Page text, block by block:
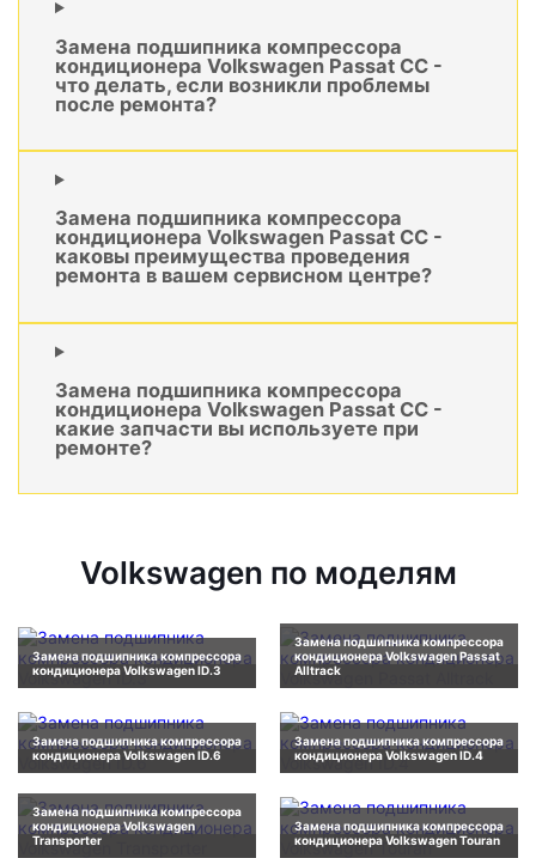
Замена подшипника компрессора
кондиционера Volkswagen Passat CC -
что делать, если возникли проблемы
после ремонта?
Замена подшипника компрессора
кондиционера Volkswagen Passat CC -
каковы преимущества проведения
ремонта в вашем сервисном центре?
Замена подшипника компрессора
кондиционера Volkswagen Passat CC -
какие запчасти вы используете при
ремонте?
Volkswagen по моделям
Замена подшипника компрессора
кондиционера Volkswagen ID.3
Замена подшипника компрессора
кондиционера Volkswagen Passat
Alltrack
Замена подшипника компрессора
кондиционера Volkswagen ID.6
Замена подшипника компрессора
кондиционера Volkswagen ID.4
Замена подшипника компрессора
кондиционера Volkswagen
Transporter
Замена подшипника компрессора
кондиционера Volkswagen Touran